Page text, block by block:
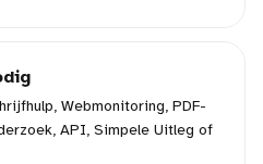
Webmonitoring, PDF-
API, Simpele Uitleg of